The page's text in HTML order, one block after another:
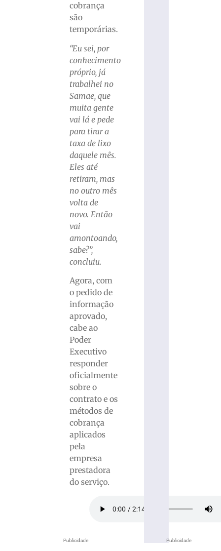
Publicidade
cobrança
são
temporárias.
“Eu sei, por
conhecimento
próprio, já
trabalhei no
Samae, que
muita gente
vai lá e pede
para tirar a
taxa de lixo
daquele mês.
Eles até
retiram, mas
no outro mês
volta de
novo. Então
vai
amontoando,
sabe?”,
concluiu.
Agora, com
o pedido de
informação
aprovado,
cabe ao
Poder
Executivo
responder
oficialmente
sobre o
contrato e os
métodos de
cobrança
aplicados
pela
empresa
prestadora
do serviço.
Publicidade